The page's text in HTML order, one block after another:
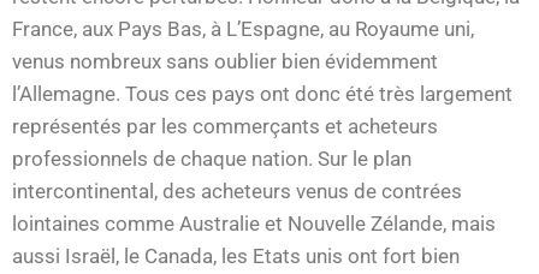
France, aux Pays Bas, à L’Espagne, au Royaume uni,
venus nombreux sans oublier bien évidemment
l’Allemagne. Tous ces pays ont donc été très largement
représentés par les commerçants et acheteurs
professionnels de chaque nation. Sur le plan
intercontinental, des acheteurs venus de contrées
lointaines comme Australie et Nouvelle Zélande, mais
aussi Israël, le Canada, les Etats unis ont fort bien